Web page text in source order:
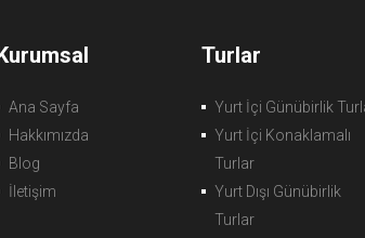
Ana Sayfa
Hakkımızda
Blog
İletişim
Turlar
Yurt İçi Günübirlik
Yurt İçi Konaklamalı
Turlar
Yurt Dışı Günübirlik
Turlar